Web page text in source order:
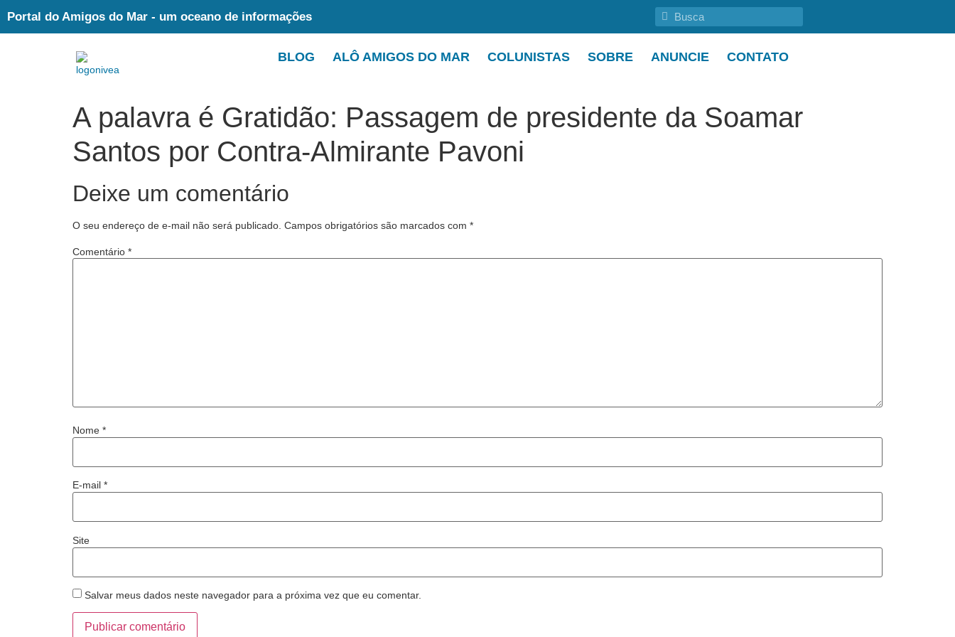
Portal do Amigos do Mar - um oceano de informações
BLOG ALÔ AMIGOS DO MAR COLUNISTAS SOBRE ANUNCIE CONTATO
A palavra é Gratidão: Passagem de presidente da Soamar
Santos por Contra-Almirante Pavoni
Deixe um comentário
O seu endereço de e-mail não será publicado. Campos obrigatórios são marcados com *
Comentário *
Nome *
E-mail *
Site
Salvar meus dados neste navegador para a próxima vez que eu comentar.